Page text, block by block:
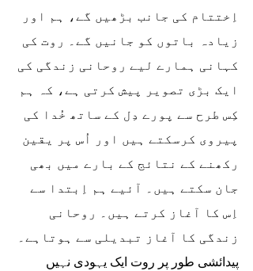
اِختتام کی جانب بڑھیں گے، ہم اور
زیادہ باتوں کو جانیں گے۔ روت کی
کہانی ہمارے لیے روحانی زندگی کی
ایک بڑی تصویر پیش کرتی ہے، کہ ہم
کِس طرح سے پورے دِل کے ساتھ خُدا کی
پیروی کرسکتے ہیں اور اُس پر یقین
رکھنے کے نتائج کے بارے میں بھی
جان سکتے ہیں۔ آئیے ہم اِبتدا سے
اِس کا آغاز کرتے ہیں۔ روحانی
زندگی کا آغاز تبدیلی سے ہوتاہے۔
پیدائشی طور پر روت ایک یہودی نہیں